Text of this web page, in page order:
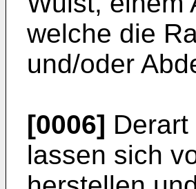
welche die
und/oder
[0006]
lassen sich